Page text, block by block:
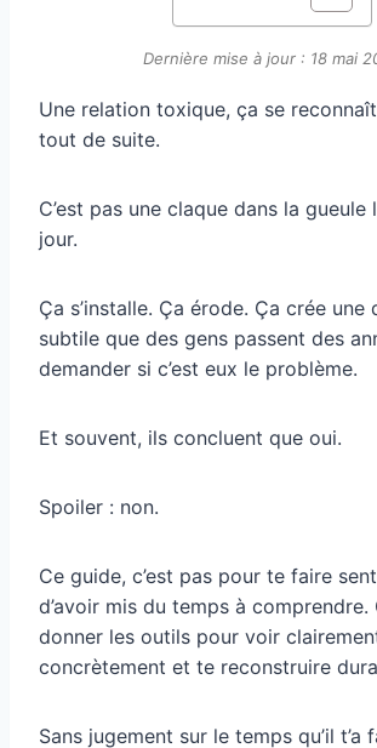
Dernière mise à jour : 18 mai
Une relation toxique, ça se
tout de suite.
C’est pas une claque dans la gueule
jour.
Ça s’installe. Ça érode. Ça crée une
subtile que des gens passent des
demander si c’est eux le problème.
Et souvent, ils concluent que oui.
Spoiler : non.
Ce guide, c’est pas pour te faire
d’avoir mis du temps à comprendre.
donner les outils pour voir
concrètement et te reconstruire
Sans jugement sur le temps qu’il t’a